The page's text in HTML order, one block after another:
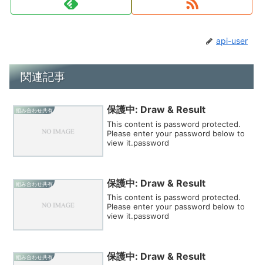
api-user
関連記事
組み合わせ共有 保護中: Draw & Result
This content is password protected.
Please enter your password below to
view it.password
組み合わせ共有 保護中: Draw & Result
This content is password protected.
Please enter your password below to
view it.password
組み合わせ共有 保護中: Draw & Result